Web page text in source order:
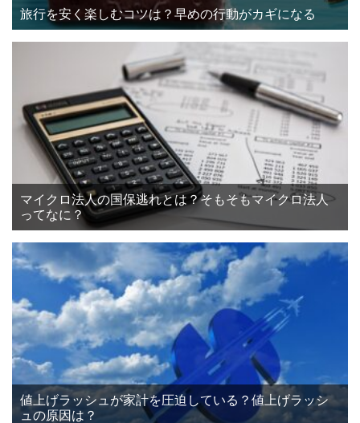
旅行を安く楽しむコツは？早めの行動がカギになる
マイクロ法人の国保逃れとは？そもそもマイクロ法人
ってなに？
値上げラッシュが家計を圧迫している？値上げラッシ
ュの原因は？